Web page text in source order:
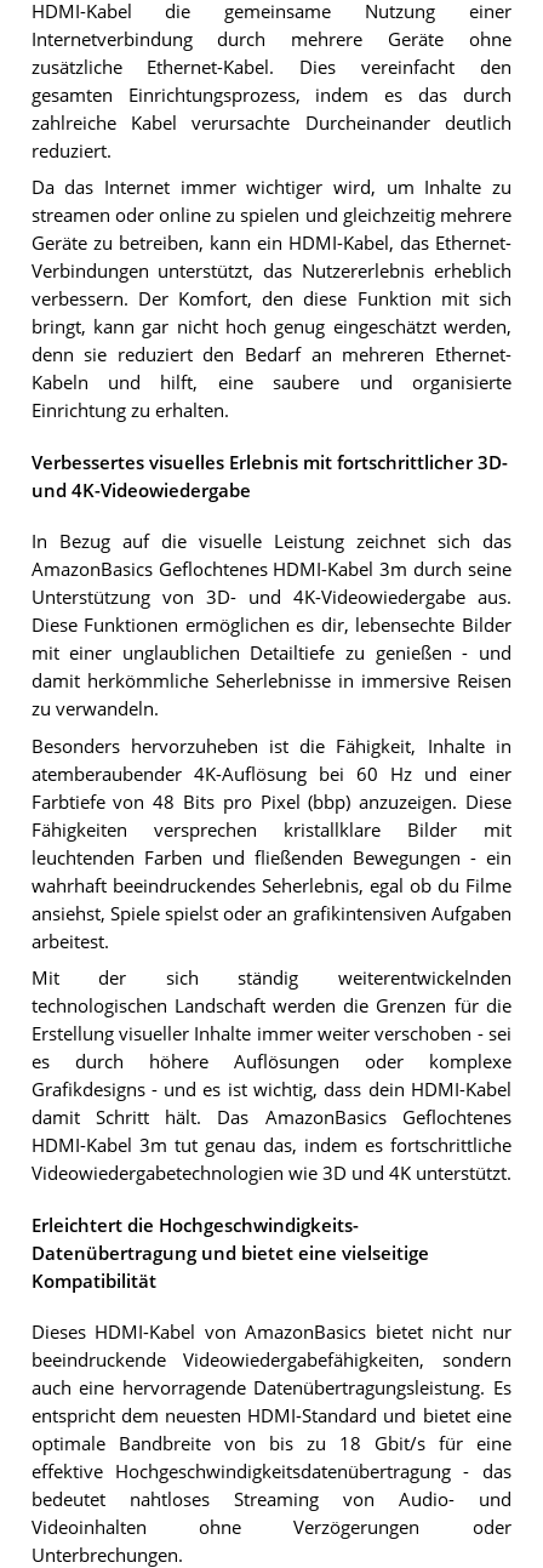
HDMI-Kabel die gemeinsame Nutzung einer
Internetverbindung durch mehrere Geräte ohne
zusätzliche Ethernet-Kabel. Dies vereinfacht den
gesamten Einrichtungsprozess, indem es das durch
zahlreiche Kabel verursachte Durcheinander deutlich
reduziert.
Da das Internet immer wichtiger wird, um Inhalte zu
streamen oder online zu spielen und gleichzeitig mehrere
Geräte zu betreiben, kann ein HDMI-Kabel, das Ethernet-
Verbindungen unterstützt, das Nutzererlebnis erheblich
verbessern. Der Komfort, den diese Funktion mit sich
bringt, kann gar nicht hoch genug eingeschätzt werden,
denn sie reduziert den Bedarf an mehreren Ethernet-
Kabeln und hilft, eine saubere und organisierte
Einrichtung zu erhalten.
Verbessertes visuelles Erlebnis mit fortschrittlicher 3D-
und 4K-Videowiedergabe
In Bezug auf die visuelle Leistung zeichnet sich das
AmazonBasics Geflochtenes HDMI-Kabel 3m durch seine
Unterstützung von 3D- und 4K-Videowiedergabe aus.
Diese Funktionen ermöglichen es dir, lebensechte Bilder
mit einer unglaublichen Detailtiefe zu genießen - und
damit herkömmliche Seherlebnisse in immersive Reisen
zu verwandeln.
Besonders hervorzuheben ist die Fähigkeit, Inhalte in
atemberaubender 4K-Auflösung bei 60 Hz und einer
Farbtiefe von 48 Bits pro Pixel (bbp) anzuzeigen. Diese
Fähigkeiten versprechen kristallklare Bilder mit
leuchtenden Farben und fließenden Bewegungen - ein
wahrhaft beeindruckendes Seherlebnis, egal ob du Filme
ansiehst, Spiele spielst oder an grafikintensiven Aufgaben
arbeitest.
Mit der sich ständig weiterentwickelnden
technologischen Landschaft werden die Grenzen für die
Erstellung visueller Inhalte immer weiter verschoben - sei
es durch höhere Auflösungen oder komplexe
Grafikdesigns - und es ist wichtig, dass dein HDMI-Kabel
damit Schritt hält. Das AmazonBasics Geflochtenes
HDMI-Kabel 3m tut genau das, indem es fortschrittliche
Videowiedergabetechnologien wie 3D und 4K unterstützt.
Erleichtert die Hochgeschwindigkeits-
Datenübertragung und bietet eine vielseitige
Kompatibilität
Dieses HDMI-Kabel von AmazonBasics bietet nicht nur
beeindruckende Videowiedergabefähigkeiten, sondern
auch eine hervorragende Datenübertragungsleistung. Es
entspricht dem neuesten HDMI-Standard und bietet eine
optimale Bandbreite von bis zu 18 Gbit/s für eine
effektive Hochgeschwindigkeitsdatenübertragung - das
bedeutet nahtloses Streaming von Audio- und
Videoinhalten ohne Verzögerungen oder
Unterbrechungen.